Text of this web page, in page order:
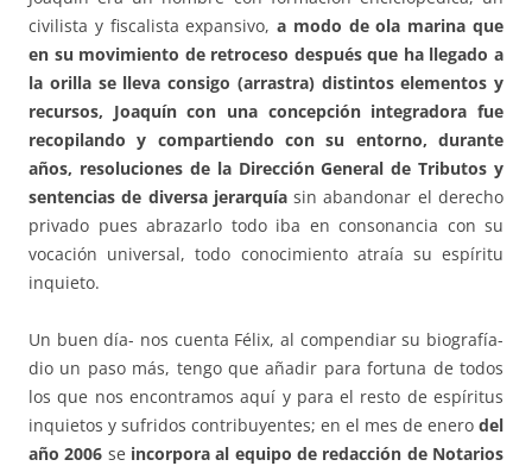
civilista y fiscalista expansivo,a modo de ola marina que
en su movimiento de retroceso después que ha llegado a
la orilla se lleva consigo (arrastra) distintos elementos y
recursos, Joaquín con una concepción integradora fue
recopilando y compartiendo con su entorno, durante
años, resoluciones de la Dirección General de Tributos y
sentencias de diversa jerarquíasin abandonar el derecho
privado pues abrazarlo todo iba en consonancia con su
vocación universal, todo conocimiento atraía su espíritu
inquieto.
Un buen día- nos cuenta Félix, al compendiar su biografía-
dio un paso más, tengo que añadir para fortuna de todos
los que nos encontramos aquí y para el resto de espíritus
inquietos y sufridos contribuyentes; en el mes de enero del
año 2006 se incorpora al equipo de redacción de Notarios